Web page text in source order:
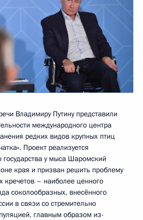
Владимиру Путину представили
международного центра
редких видов крупных птиц
Проект реализуется
государства у мыса Шаромский
края и призван решить проблему
кречетов – наиболее ценного
соколообразных, внесённого
в связи со стремительно
главным образом из-